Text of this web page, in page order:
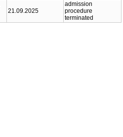
21.09.2025
admission
procedure
terminated